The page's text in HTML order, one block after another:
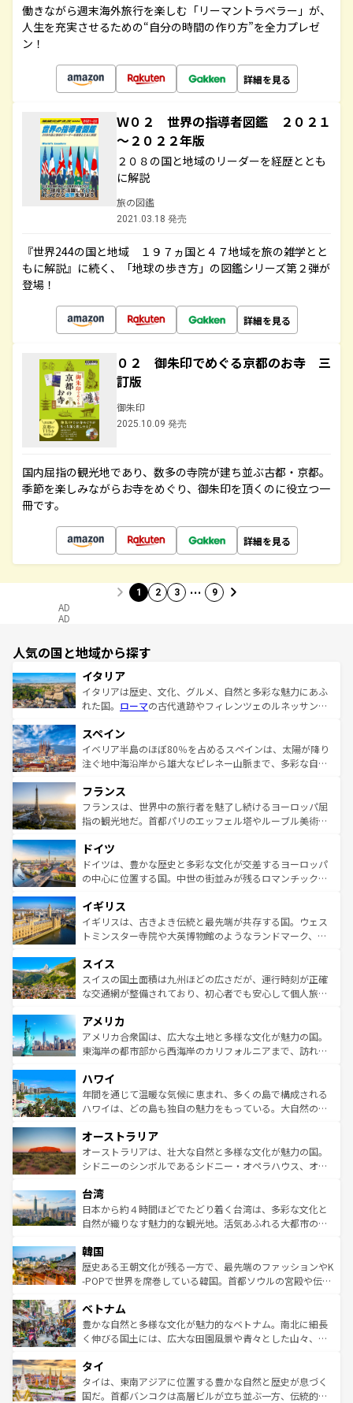
働きながら週末海外旅行を楽しむ「リーマントラベラー」が、
人生を充実させるための“自分の時間の作り方”を全力プレゼ
ン！
詳細を見る
Ｗ０２ 世界の指導者図鑑 ２０２１
～２０２２年版
２０８の国と地域のリーダーを経歴ととも
に解説
旅の図鑑
2021.03.18 発売
『世界244の国と地域 １９７ヵ国と４７地域を旅の雑学とと
もに解説』に続く、「地球の歩き方」の図鑑シリーズ第２弾が
登場！
詳細を見る
０２ 御朱印でめぐる京都のお寺 三
訂版
御朱印
2025.10.09 発売
国内屈指の観光地であり、数多の寺院が建ち並ぶ古都・京都。
季節を楽しみながらお寺をめぐり、御朱印を頂くのに役立つ一
冊です。
詳細を見る
1 2 3 … 9
AD
AD
人気の国と地域から探す
イタリア
イタリアは歴史、文化、グルメ、自然と多彩な魅力にあふ
れた国。 ローマの古代遺跡やフィレンツェのルネッサンス
ろん、トスカーナの美しい田園風景やアマルフィ海岸の絶
景など、自然景観も見逃せない。観光の合間には、本場の
ピザやパスタなど、絶品のイタリア料理を堪能することも
ませてくれるイタリアで、忘れられない旅をしてみよう！
なお、新着のイタリア情報はコンテンツ一覧 を参照してほ
しい。
スペイン
イベリア半島のほぼ80％を占めるスペインは、太陽が降り
注ぐ地中海沿岸から雄大なピレネー山脈まで、多彩な自然
文化が根付くこの国では、情熱的なフラメンコ、熱気あふ
れる闘牛、そして美味しいタパスが生活の一部となってい
る。首都マドリードの洗練された雰囲気や、バルセロナの
の城塞都市、穏やかなビーチリゾートまで多彩な表情を見
せる。地方によって風土や気候が異なるスペインはその個
性で訪れる人を魅了する。 なお、新着のスペイン情報はコ
フランス
フランスは、世界中の旅行者を魅了し続けるヨーロッパ屈
指の観光地だ。首都パリのエッフェル塔やルーブル美術館
で、幅広い魅力が詰まっている。華麗な宮殿、歴史的な大
聖堂、美しいビーチ、そして豊かな自然が、訪れる者を心
から魅了する。また、フランスは美食の国としても知ら
いる。シャンパンの発祥地であるランス、プロヴァンスの
香り高いラベンダー畑など、多彩な楽しみ方が可能だ。さ
らに、パリ以外の地域にも魅力が溢れており、どの街角に
れる地方に足を運ぶとそれぞれで全く異なる文化を体験で
きるだろう。 なお、新着のフランス情報はコンテンツ一覧
を参照してほしい。
ドイツ
ドイツは、豊かな歴史と多彩な文化が交差するヨーロッパ
の中心に位置する国。中世の街並みが残るロマンチック街
顔を持つこの国は、どこを歩いても飽きることがない。ベ
ルリンの文化的活気、バイエルン州のアルプスの絶景、そ
してライン川沿いのワイン畑といった風景は必見。ビール
は、お酒好きな人にはぜひ体験してほしい。 なお、新着の
ドイツ情報はコンテンツ一覧を参照してほしい。
イギリス
イギリスは、古きよき伝統と最先端が共存する国。ウェス
トミンスター寺院や大英博物館のようなランドマーク、歴
リアごとに異なる魅力がある。また、優雅なアフタヌーン
ティー、ビール好きにはたまらない英国パブ、サッカー観
戦など、本場だからこそできる体験も豊富。イギリスを旅
ンツ一覧を参照してほしい。
スイス
スイスの国土面積は九州ほどの広さだが、運行時刻が正確
な交通網が整備されており、初心者でも安心して個人旅行
の建物がそのまま残る町や、スイスならではのユニークな
博物館もあり、アルプス観光だけでなく町歩きも満喫する
ことができる。国民の所得が高いため物価も高いが、旅行
ば市内交通費無料で観光を楽しむこともできる。 なお、新
着のスイス情報はコンテンツ一覧 を参照してほしい。
アメリカ
アメリカ合衆国は、広大な土地と多様な文化が魅力の国。
東海岸の都市部から西海岸のカリフォルニアまで、訪れる
のような巨大都市は、観光、ショッピング、エンターテイ
ンメントが詰まった刺激的なスポットだ。一方、アメリカ
西部には大自然が広がり、グランドキャニオンやイエロー
部のニューオーリンズでは、音楽と美食が融合した独特の
文化が魅力。旅行者はアメリカの各地域で異なる魅力を楽
しみながら、その多様性と豊かな歴史を感じることができ
ならではの贅沢な旅のスタイルだ。 なお、新着のアメリカ
情報はコンテンツ一覧を参照してほしい。
ハワイ
年間を通じて温暖な気候に恵まれ、多くの島で構成される
ハワイは、どの島も独自の魅力をもっている。大自然の神
ワイ島は見逃せない。また、定番の観光地といえばオアフ
島だが、静かな自然を求めるならマウイ島やカウアイ島が
おすすめ。エメラルドグリーンに輝く海をはじめ、豊かな
れるおもてなしの心で訪れる人々を迎えてくれるハワイの
人々、おいしいローカルフードやハワイアンミュージッ
ク、伝統的なフラダンスなど、すべてがハワイの魅力を彩
ワイを、存分に味わってほしい。 なお、新着のハワイ情報
はコンテンツ一覧を参照してほしい。
オーストラリア
オーストラリアは、壮大な自然と多様な文化が魅力の国。
シドニーのシンボルであるシドニー・オペラハウス、オー
リアリーフや大陸中央部にそびえるウルル（エアーズロッ
ク）、タスマニアの美しい原生林やケアンズの熱帯雨林な
ど、見どころがたくさん。また、カフェやワイン、オージ
いる。アクティビティも充実しており、サーフィンやダイ
ビング、ハイキングなど、アウトドア好きにはたまらな
い。オーストラリアの多彩な魅力を存分に味わいつくそ
参照してほしい。
台湾
日本から約４時間ほどでたどり着く台湾は、多彩な文化と
自然が織りなす魅力的な観光地。活気あふれる大都市の台
ン）、静ひつな山岳地帯である台湾東部など、都市の喧騒
と山間の静けさが共存しており、訪れる人に新しい発見と
驚きをもたらしてくれる。また、奥深い台湾の食文化も魅
容にもいいと評判のスイーツなど、バラエティ豊かな料理
が味わえる。 なお、新着の台湾情報は コンテンツ一覧を参
照してほしい。
韓国
歴史ある王朝文化が残る一方で、最先端のファッションやK
-POPで世界を席巻している韓国。首都ソウルの宮殿や伝統
き、地方に足を延ばせば四季折々の自然美を楽しむことが
できる。そして、キムチや焼肉、絶品のストリートフード
まで、さまざまな韓国料理が待っている。夜には、韓国な
リティに包まれながら、韓国の多彩な魅力を心ゆくまで味
わってみてほしい。 なお、新着の韓国情報はコンテンツ一
覧を参照してほしい。
ベトナム
豊かな自然と多様な文化が魅力的なベトナム。南北に細長
く伸びる国土には、広大な田園風景や青々とした山々、世
急速な発展と共に伝統が息づく。ハノイの古い町並みやホ
ーチミン市のフランス統治時代の建物も、独特の雰囲気を
醸し出している。また、バラエティの豊かさとおいしさで
タイ
タイは、東南アジアに位置する豊かな自然と歴史が息づく
国だ。首都バンコクは高層ビルが立ち並ぶ一方、伝統的な